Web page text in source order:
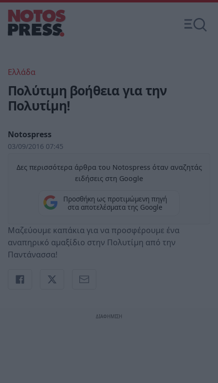
Ελλάδα
Πολύτιμη βοήθεια για την
Πολυτίμη!
Notospress
03/09/2016 07:45
Δες περισσότερα άρθρα του Notospress όταν αναζητάς
ειδήσεις στη Google
Προσθήκη ως προτιμώμενη πηγή
στα αποτελέσματα της Google
Μαζεύουμε καπάκια για να προσφέρουμε ένα
αναπηρικό αμαξίδιο στην Πολυτίμη από την
Παντάνασσα!